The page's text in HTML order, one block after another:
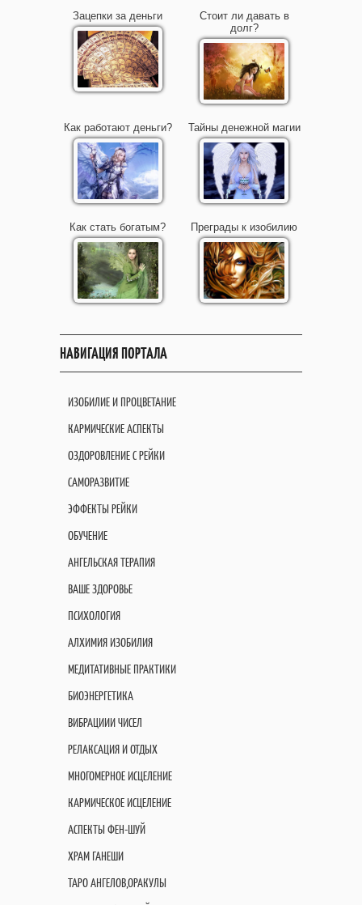
Зацепки за деньги
Стоит ли давать в
долг?
Как работают деньги? Тайны денежной магии
Как стать богатым? Преграды к изобилию
НАВИГАЦИЯ ПОРТАЛА
ИЗОБИЛИЕ И ПРОЦВЕТАНИЕ
КАРМИЧЕСКИЕ АСПЕКТЫ
ОЗДОРОВЛЕНИЕ С РЕЙКИ
САМОРАЗВИТИЕ
ЭФФЕКТЫ РЕЙКИ
ОБУЧЕНИЕ
АНГЕЛЬСКАЯ ТЕРАПИЯ
ВАШЕ ЗДОРОВЬЕ
ПСИХОЛОГИЯ
АЛХИМИЯ ИЗОБИЛИЯ
МЕДИТАТИВНЫЕ ПРАКТИКИ
БИОЭНЕРГЕТИКА
ВИБРАЦИИИ ЧИСЕЛ
РЕЛАКСАЦИЯ И ОТДЫХ
МНОГОМЕРНОЕ ИСЦЕЛЕНИЕ
КАРМИЧЕСКОЕ ИСЦЕЛЕНИЕ
АСПЕКТЫ ФЕН-ШУЙ
ХРАМ ГАНЕШИ
ТАРО АНГЕЛОВ,ОРАКУЛЫ